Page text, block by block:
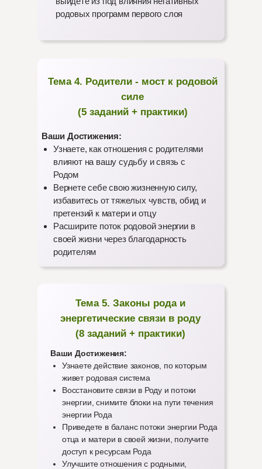
Тема 4. Родители - мост к родовой
силе
(5 заданий + практики)
родовых программ первого слоя
Ваши Достижения:
Узнаете, как отношения с родителями
влияют на вашу судьбу и связь с
Родом
Вернете себе свою жизненную силу,
избавитесь от тяжелых чувств, обид и
претензий к матери и отцу
Расширите поток родовой энергии в
своей жизни через благодарность
родителям
Тема 5. Законы рода и
энергетические связи в роду
(8 заданий + практики)
Ваши Достижения:
Узнаете действие законов, по которым
живет родовая система
Восстановите связи в Роду и потоки
энергии, снимите блоки на пути течения
энергии Рода
Приведете в баланс потоки энергии Рода
отца и матери в своей жизни, получите
доступ к ресурсам Рода
Улучшите отношения с родными,